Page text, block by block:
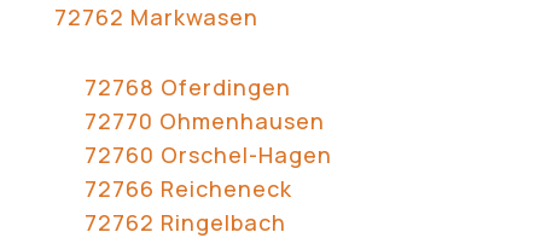
72762 Markwasen
72768 Oferdingen
72770 Ohmenhausen
72760 Orschel-Hagen
72766 Reicheneck
72762 Ringelbach